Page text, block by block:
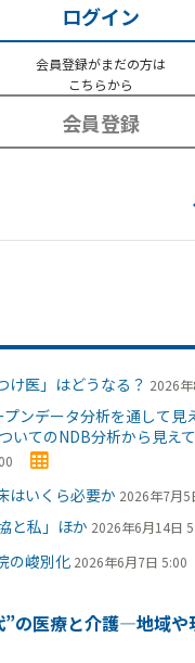
ログイン
会員登録がまだの方は
こちらから
会員登録
け医」はどうなる？ 2026
プンデータ分析を通して
いてのNDB分析から見え
はいくら必要か 2026年7月5
と私」ほか 2026年6月14日
の峻別化 2026年6月7日 5:00
”の医療と介護―地域や